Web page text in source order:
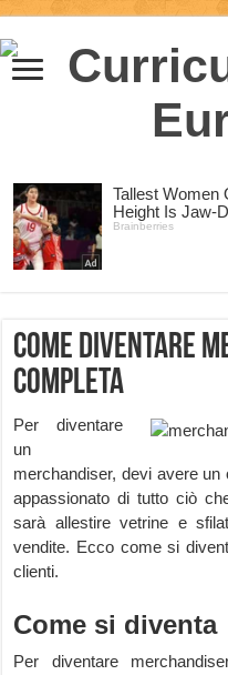
Come diventare
completa
Per diventare
un
merchandiser, devi avere
appassionato di tutto ciò
sarà allestire vetrine e
vendite. Ecco come si
clienti.
Come si diventa
Per diventare